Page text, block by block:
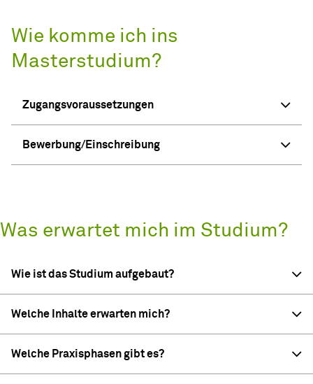
Wie komme ich ins
Masterstudium?
Zugangsvoraussetzungen
Bewerbung/Einschreibung
Was erwartet mich im Studium?
Wie ist das Studium aufgebaut?
Welche Inhalte erwarten mich?
Welche Praxisphasen gibt es?